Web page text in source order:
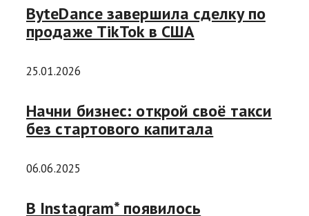
ByteDance завершила сделку по
продаже TikTok в США
25.01.2026
Начни бизнес: открой своё такси
без стартового капитала
06.06.2025
В Instagram* появилось